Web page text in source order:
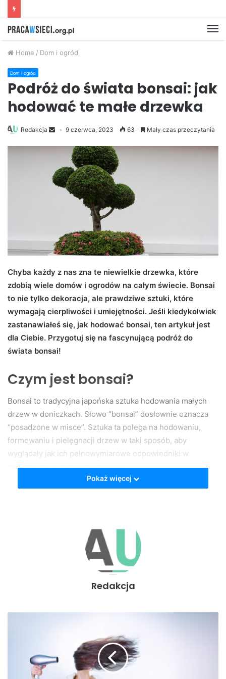
Home / Dom i ogród
Dom i ogród
Podróż do świata bonsai: jak
hodować te małe drzewka
Redakcja 9 czerwca, 2023 63 Mały czas przeczytania
Chyba każdy z nas zna te niewielkie drzewka, które
zdobią wiele domów i ogrodów na całym świecie. Bonsai
to nie tylko dekoracja, ale prawdziwe sztuki, które
wymagają cierpliwości i umiejętności. Jeśli kiedykolwiek
zastanawiałeś się, jak hodować bonsai, ten artykuł jest
dla Ciebie. Przygotuj się na fascynującą podróż do
świata bonsai!
Czym jest bonsai?
Bonsai to tradycyjna japońska sztuka hodowania małych
drzew w doniczkach. Słowo “bonsai” dosłownie oznacza
“posadzone w misce”. Sztuka ta polega na hodowaniu,
formowaniu i pielęgnacji drzew w taki sposób, aby
wyglądały jak ich pełnowymiarowe odpowiedniki w
naturze, ale w skali miniaturowej.
Jakie drzewa nadają się do
Do hodowli bonsai nadają się różne gatunki drzew.
Najpopularniejsze to sosny, klon, bukszpan, dąb, oliwka,
cyprys, a nawet niektóre gatunki owocowe jak jabłoń czy
wiśnia. Pamiętaj jednak, że nie wszystkie drzewa nadają
się do hodowli bonsai. Kluczowe jest to, żeby drzewo
w niewielkiej doniczce.
Jak zacząć hodować bonsai?
Hodowanie bonsai zaczyna się od wyboru odpowiedniego
drzewa. Możesz kupić już gotowe drzewko bonsai, ale jeśli
Pokaż więcej
Redakcja